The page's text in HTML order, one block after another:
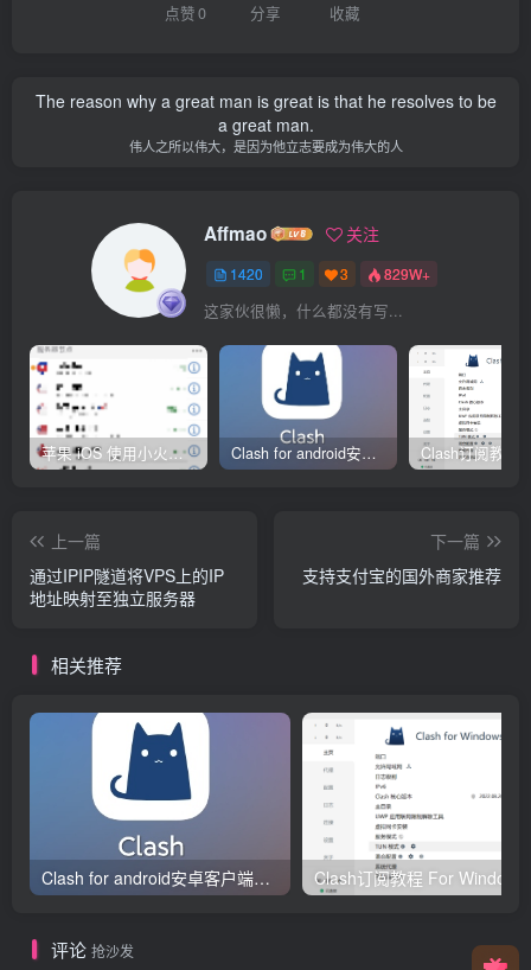
点赞0 分享 收藏
The reason why a great man is great is that he resolves to be
a great man.
伟人之所以伟大，是因为他立志要成为伟大的人
Affmao 关注
1420 1 3 829W+
这家伙很懒，什么都没有写...
苹果 iOS 使用小火箭(shadowrocket)新手教程 Clash for android安卓客户端保姆级新手使用教程
上一篇
通过IPIP隧道将VPS上的IP
地址映射至独立服务器
下一篇
支持支付宝的国外商家推荐
相关推荐
Clash for android安卓客户端保姆级新手使用教程
评论 抢沙发